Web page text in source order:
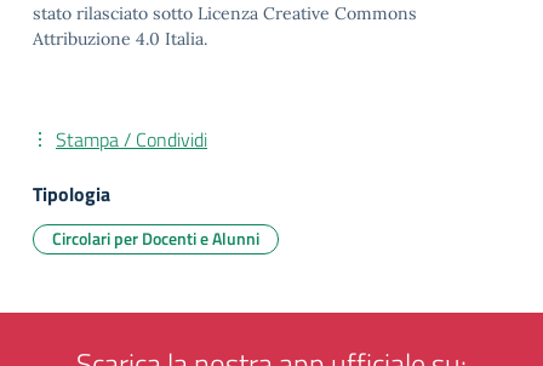
stato rilasciato sotto Licenza Creative Commons
Attribuzione 4.0 Italia.
Stampa / Condividi
Tipologia
Circolari per Docenti e Alunni